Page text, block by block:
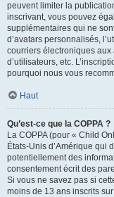
peuvent limiter la
inscrivant, vous pouvez
supplémentaires qui ne
d’avatars personnalisés,
courriers électroniques aux
d’utilisateurs, etc.
pourquoi nous vous
Haut
Qu’est-ce que la COPPA ?
La COPPA (pour « Child
États-Unis d’Amérique qui
potentiellement des
consentement écrit des
Si vous ne savez pas si
moins de 13 ans inscrits